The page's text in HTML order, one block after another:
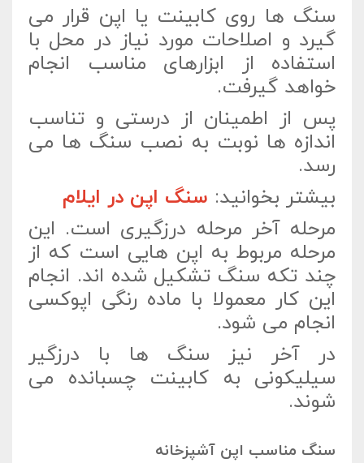
سنگ ها روی کابینت یا اپن قرار می
گیرد و اصلاحات مورد نیاز در محل با
استفاده از ابزارهای مناسب انجام
خواهد گیرفت.
پس از اطمینان از درستی و تناسب
اندازه ها نوبت به نصب سنگ ها می
رسد.
بیشتر بخوانید: سنگ اپن در ایلام
مرحله آخر مرحله درزگیری است. این
مرحله مربوط به اپن هایی است که از
چند تکه سنگ تشکیل شده اند. انجام
این کار معمولا با ماده رنگی اپوکسی
انجام می شود.
در آخر نیز سنگ ها با درزگیر
سیلیکونی به کابینت چسبانده می
شوند.
سنگ مناسب اپن آشپزخانه